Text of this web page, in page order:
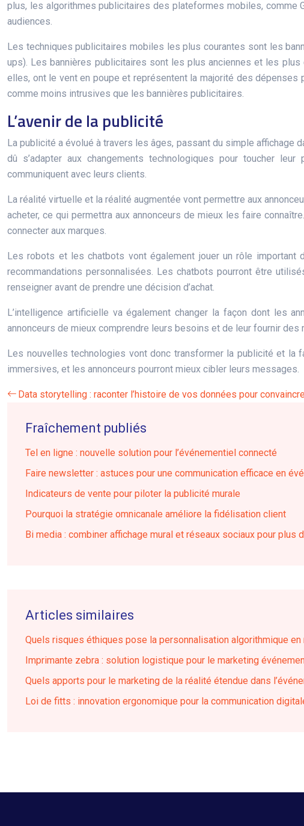
plus, les algorithmes publicitaires des plateformes mobiles, comme
audiences.
Les techniques publicitaires mobiles les plus courantes sont les
ups). Les bannières publicitaires sont les plus anciennes et les
elles, ont le vent en poupe et représentent la majorité des
comme moins intrusives que les bannières publicitaires.
L’avenir de la publicité
La publicité a évolué à travers les âges, passant du simple affichage
dû s’adapter aux changements technologiques pour toucher
communiquent avec leurs clients.
La réalité virtuelle et la réalité augmentée vont permettre aux
acheter, ce qui permettra aux annonceurs de mieux les faire
connecter aux marques.
Les robots et les chatbots vont également jouer un rôle
recommandations personnalisées. Les chatbots pourront être
renseigner avant de prendre une décision d’achat.
L’intelligence artificielle va également changer la façon dont les
annonceurs de mieux comprendre leurs besoins et de leur fournir
Les nouvelles technologies vont donc transformer la publicité et la
immersives, et les annonceurs pourront mieux cibler leurs messages.
Data storytelling : raconter l’histoire de vos données pour
Fraîchement publiés
Tel en ligne : nouvelle solution pour l’événementiel connecté
Faire newsletter : astuces pour une communication efficace en
Indicateurs de vente pour piloter la publicité murale
Pourquoi la stratégie omnicanale améliore la fidélisation client
Bi media : combiner affichage mural et réseaux sociaux pour plus
Articles similaires
Quels risques éthiques pose la personnalisation algorithmique en
Imprimante zebra : solution logistique pour le marketing
Quels apports pour le marketing de la réalité étendue dans
Loi de fitts : innovation ergonomique pour la communication